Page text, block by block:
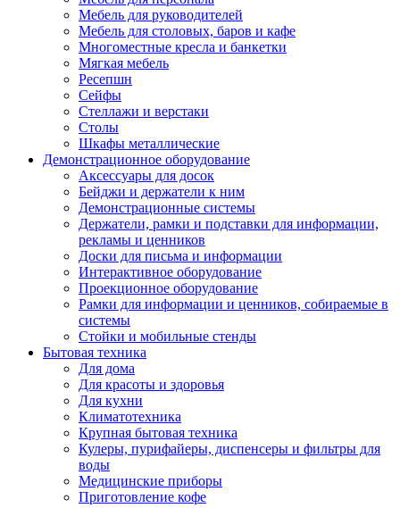
Мебель для руководителей
Мебель для столовых, баров и кафе
Многоместные кресла и банкетки
Мягкая мебель
Ресепшн
Сейфы
Стеллажи и верстаки
Столы
Шкафы металлические
Демонстрационное оборудование
Аксессуары для досок
Бейджи и держатели к ним
Демонстрационные системы
Держатели, рамки и подставки для информации,
рекламы и ценников
Доски для письма и информации
Интерактивное оборудование
Проекционное оборудование
Рамки для информации и ценников, собираемые в
системы
Стойки и мобильные стенды
Бытовая техника
Для дома
Для красоты и здоровья
Для кухни
Климатотехника
Крупная бытовая техника
Кулеры, пурифайеры, диспенсеры и фильтры для
воды
Медицинские приборы
Приготовление кофе